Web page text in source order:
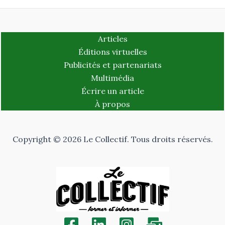
Articles
Éditions virtuelles
Publicités et partenariats
Multimédia
Écrire un article
À propos
Copyright © 2026 Le Collectif. Tous droits réservés.